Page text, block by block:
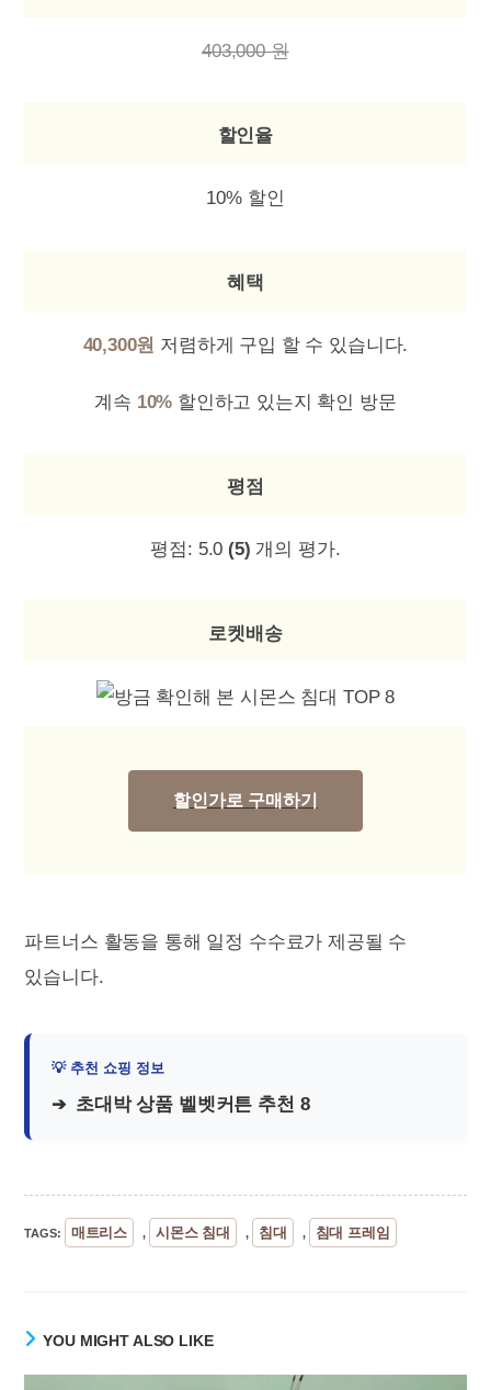
403,000 원
할인율
10% 할인
혜택
40,300원 저렴하게 구입 할 수 있습니다.
계속 10% 할인하고 있는지 확인 방문
평점
평점: 5.0 (5) 개의 평가.
로켓배송
할인가로 구매하기
파트너스 활동을 통해 일정 수수료가 제공될 수
있습니다.
초대박 상품 벨벳커튼 추천 8
TAGS: 매트리스 , 시몬스 침대 , 침대 , 침대 프레임
YOU MIGHT ALSO LIKE